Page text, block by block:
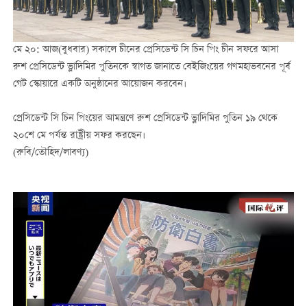
মে ২০: আজ(বুধবার) সকালে চীনের প্রেসিডেন্ট সি চিন পিং চীন সফরে আসা
রুশ প্রেসিডেন্ট ভ্লাদিমির পুতিনকে স্বাগত জানাতে বেইজিংয়ের গণমহাভবনের ​​পূর্ব
গেট স্কোয়ারে একটি অনুষ্ঠানের আয়োজন করবেন।
প্রেসিডেন্ট সি চিন পিংয়ের আমন্ত্রণে রুশ প্রেসিডেন্ট ভ্লাদিমির পুতিন ১৯ থেকে
২০শে মে পর্যন্ত রাষ্ট্রীয় সফর করছেন।
(রুবি/তৌহিদ/লাবণ্য)